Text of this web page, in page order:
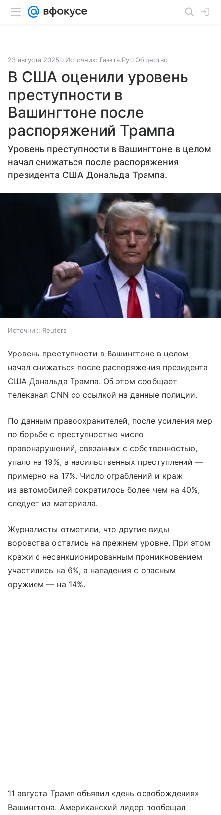
23 августа 2025 Источник: Газета.Ру Общество
В США оценили уровень
преступности в
Вашингтоне после
распоряжений Трампа
Уровень преступности в Вашингтоне в целом
начал снижаться после распоряжения
президента США Дональда Трампа.
Источник: Reuters
Уровень преступности в Вашингтоне в целом
начал снижаться после распоряжения президента
США Дональда Трампа. Об этом сообщает
телеканал CNN со ссылкой на данные полиции.
По данным правоохранителей, после усиления мер
по борьбе с преступностью число
правонарушений, связанных с собственностью,
упало на 19%, а насильственных преступлений —
примерно на 17%. Число ограблений и краж
из автомобилей сократилось более чем на 40%,
следует из материала.
Журналисты отметили, что другие виды
воровства остались на прежнем уровне. При этом
кражи с несанкционированным проникновением
участились на 6%, а нападения с опасным
оружием — на 14%.
11 августа Трамп объявил «день освобождения»
Вашингтона. Американский лидер пообещал